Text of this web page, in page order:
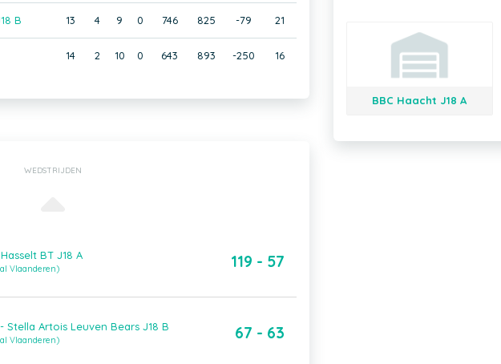
B 13 4 9 0 746 825 -79 21
14 2 10 0 643 893 -250 16
BBC Haacht J18 A
WEDSTRIJDEN
BT J18 A
Vlaanderen) 119 - 57
Stella Artois Leuven Bears J18 B
Vlaanderen) 67 - 63